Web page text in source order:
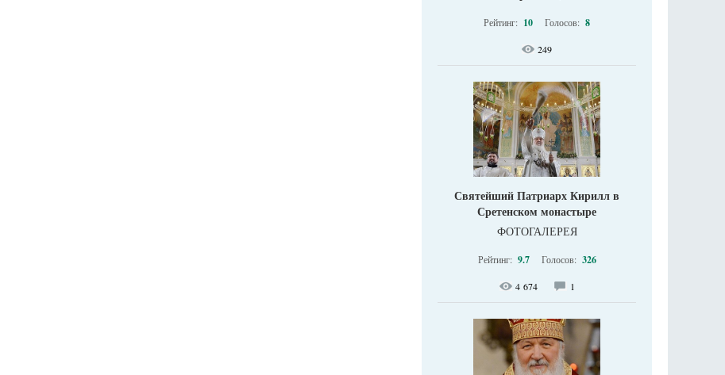
Рейтинг: 10 Голосов: 8
249
Святейший Патриарх Кирилл в
Сретенском монастыре
ФОТОГАЛЕРЕЯ
Рейтинг: 9.7 Голосов: 326
4 674 1